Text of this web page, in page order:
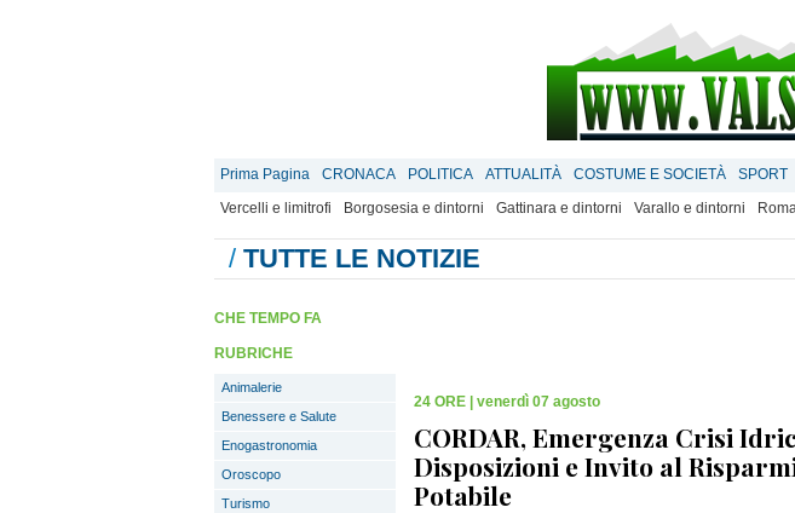
Prima Pagina CRONACA POLITICA ATTUALITÀ COSTUME E SOCIETÀ SPORT
Vercelli e limitrofi
Borgosesia e dintorni Gattinara e dintorni Varallo e dintorni
/ TUTTE LE NOTIZIE
CHE TEMPO FA
RUBRICHE
Animalerie
Benessere e Salute
Enogastronomia
Oroscopo
Turismo
24 ORE venerdì 07 agosto
CORDAR, Emergenza Crisi
Disposizioni e Invito al
Potabile